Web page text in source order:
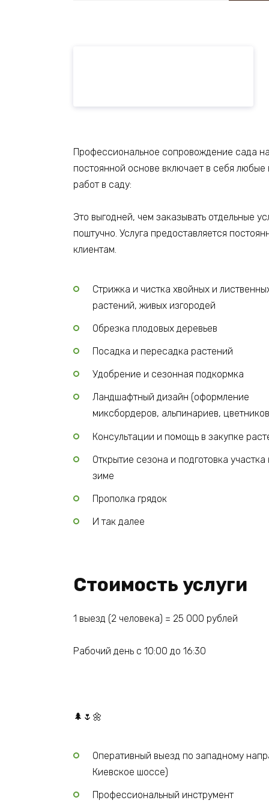
Профессиональное сопровождение сада на
постоянной основе включает в себя любые
работ в саду:
Это выгодней, чем заказывать отдельные
поштучно. Услуга предоставляется
клиентам.
Стрижка и чистка хвойных и
растений, живых изгородей
Обрезка плодовых деревьев
Посадка и пересадка растений
Удобрение и сезонная подкормка
Ландшафтный дизайн (оформление
миксбордеров, альпинариев,
Консультации и помощь в закупке
Открытие сезона и подготовка участка
зиме
Прополка грядок
И так далее
Стоимость услуги
1 выезд (2 человека) = 25 000 рублей
Рабочий день с 10:00 до 16:30
🌲🌷🌼
Оперативный выезд по западному
Киевское шоссе)
Профессиональный инструмент